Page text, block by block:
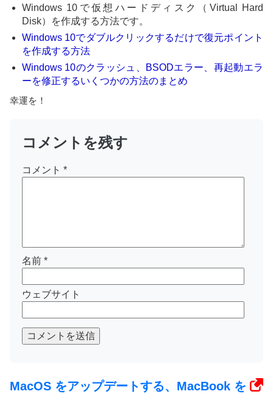
Windows 10で仮想ハードディスク（Virtual Hard
Disk）を作成する方法です。
Windows 10でダブルクリックするだけで復元ポイント
を作成する方法
Windows 10のクラッシュ、BSODエラー、再起動エラ
ーを修正するいくつかの方法のまとめ
幸運を！
コメントを残す
コメント *
名前 *
ウェブサイト
コメントを送信
MacOS をアップデートする、MacBook を